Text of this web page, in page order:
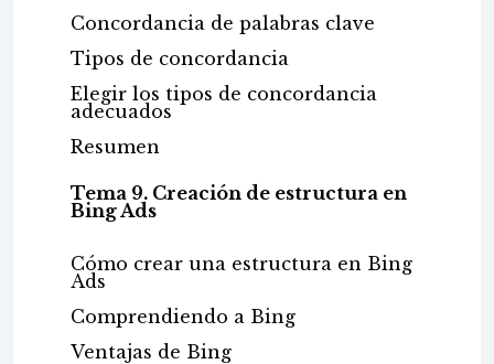
Concordancia de palabras clave
Tipos de concordancia
Elegir los tipos de concordancia
adecuados
Resumen
Tema 9. Creación de estructura en
Bing Ads
Cómo crear una estructura en Bing
Ads
Comprendiendo a Bing
Ventajas de Bing